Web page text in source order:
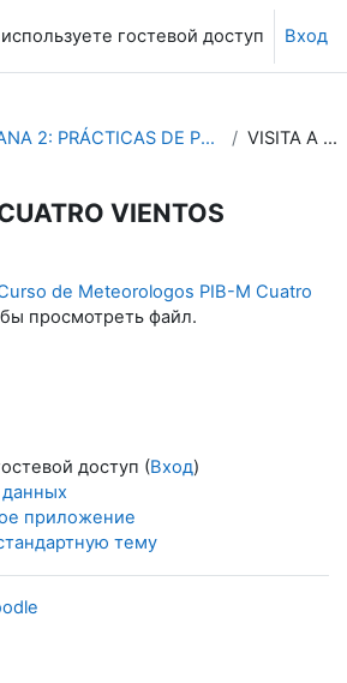
гостевой доступ Вход
SEMANA 2: PRÁCTICAS DE PREDICCION METEOROLÓGICA AERONAUTICA VISITA A CUATRO VIENTOS
VIENTOS
de Meteorologos PIB-M Cuatro
просмотреть файл.
доступ (Вход)
приложение
тему